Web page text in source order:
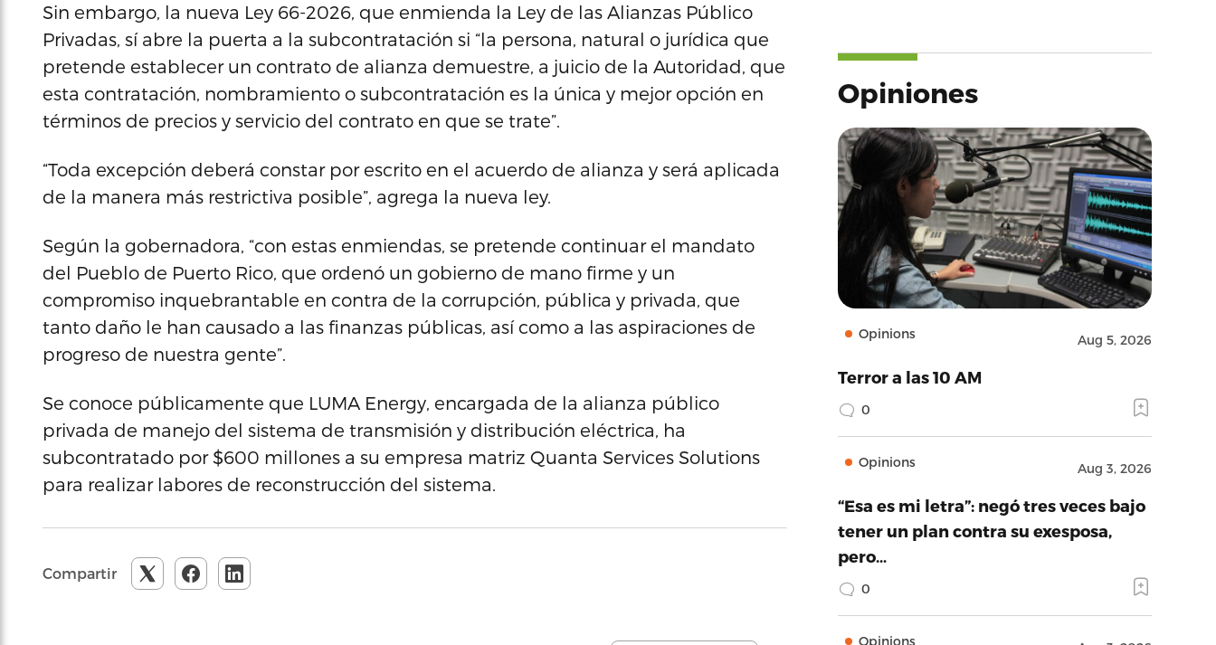
Sin embargo, la nueva Ley 66-2026, que enmienda la Ley de las Alianzas Público
Privadas, sí abre la puerta a la subcontratación si “la persona, natural o jurídica que
pretende establecer un contrato de alianza demuestre, a juicio de la Autoridad, que
esta contratación, nombramiento o subcontratación es la única y mejor opción en
términos de precios y servicio del contrato en que se trate”.
“Toda excepción deberá constar por escrito en el acuerdo de alianza y será aplicada
de la manera más restrictiva posible”, agrega la nueva ley.
Según la gobernadora, “con estas enmiendas, se pretende continuar el mandato
del Pueblo de Puerto Rico, que ordenó un gobierno de mano firme y un
compromiso inquebrantable en contra de la corrupción, pública y privada, que
tanto daño le han causado a las finanzas públicas, así como a las aspiraciones de
progreso de nuestra gente”.
Se conoce públicamente que LUMA Energy, encargada de la alianza público
privada de manejo del sistema de transmisión y distribución eléctrica, ha
subcontratado por $600 millones a su empresa matriz Quanta Services Solutions
para realizar labores de reconstrucción del sistema.
Compartir
Opiniones
Opinions Aug 5, 2026
Terror a las 10 AM
0
Opinions Aug 3, 2026
“Esa es mi letra”: negó tres veces bajo
tener un plan contra su exesposa,
pero…
0
Opinions